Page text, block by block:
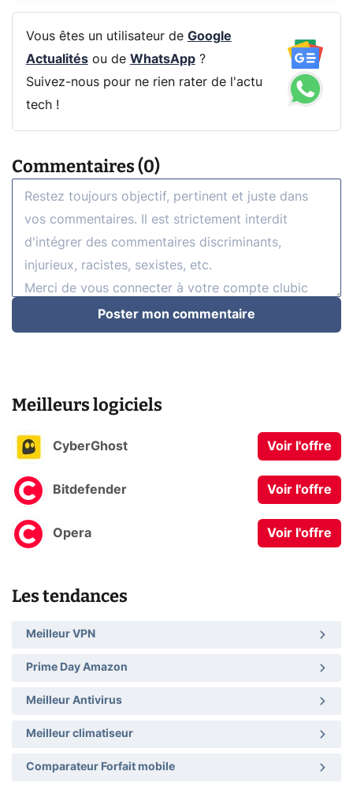
Vous êtes un utilisateur de Google
Actualitésou de WhatsApp?
Suivez-nous pour ne rien rater de l'actu
tech !
Commentaires (0)
Poster mon commentaire
Meilleurs logiciels
CyberGhost Voir l'offre
Bitdefender Voir l'offre
Opera Voir l'offre
Les tendances
Meilleur VPN
Prime Day Amazon
Meilleur Antivirus
Meilleur climatiseur
Comparateur Forfait mobile